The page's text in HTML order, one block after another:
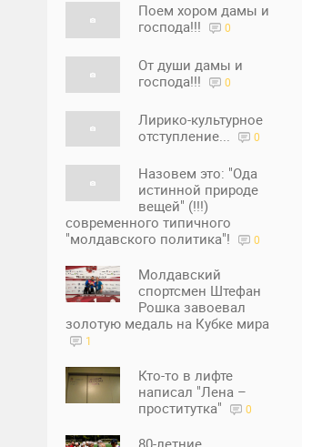
Поем хором дамы и
господа!!!
0
От души дамы и
господа!!!
0
Лирико-культурное
отступление...
0
Назовем это: "Ода
истинной природе
вещей" (!!!)
современного типичного
"молдавского политика"!
0
Молдавский
спортсмен Штефан
Рошка завоевал
золотую медаль на Кубке мира
1
Кто-то в лифте
написал "Лена –
проститутка"
0